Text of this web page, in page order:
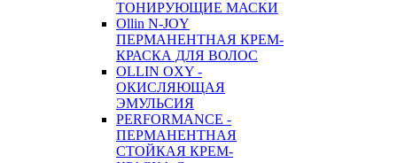
ТОНИРУЮЩИЕ МАСКИ
Ollin N-JOY
ПЕРМАНЕНТНАЯ КРЕМ-
КРАСКА ДЛЯ ВОЛОС
OLLIN OXY -
ОКИСЛЯЮЩАЯ
ЭМУЛЬСИЯ
PERFORMANCE -
ПЕРМАНЕНТНАЯ
СТОЙКАЯ КРЕМ-